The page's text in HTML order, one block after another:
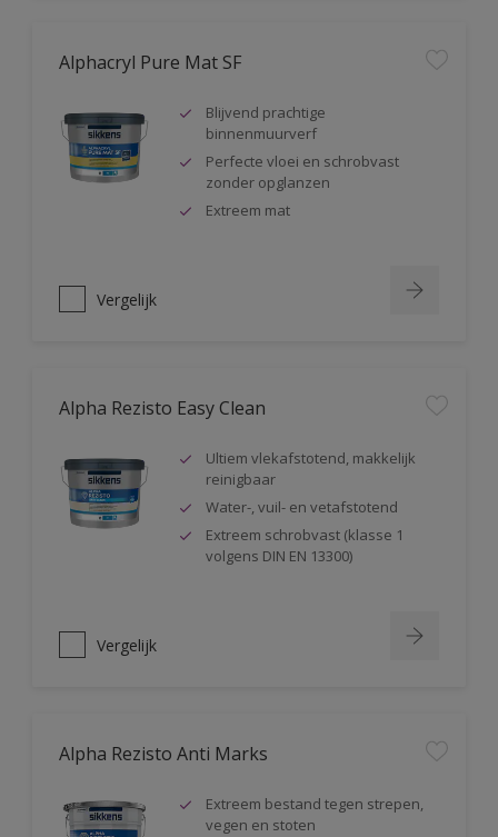
Alphacryl Pure Mat SF
Blijvend prachtige
binnenmuurverf
Perfecte vloei en schrobvast
zonder opglanzen
Extreem mat
Vergelijk
Alpha Rezisto Easy Clean
Ultiem vlekafstotend, makkelijk
reinigbaar
Water-, vuil- en vetafstotend
Extreem schrobvast (klasse 1
volgens DIN EN 13300)
Vergelijk
Alpha Rezisto Anti Marks
Extreem bestand tegen strepen,
vegen en stoten